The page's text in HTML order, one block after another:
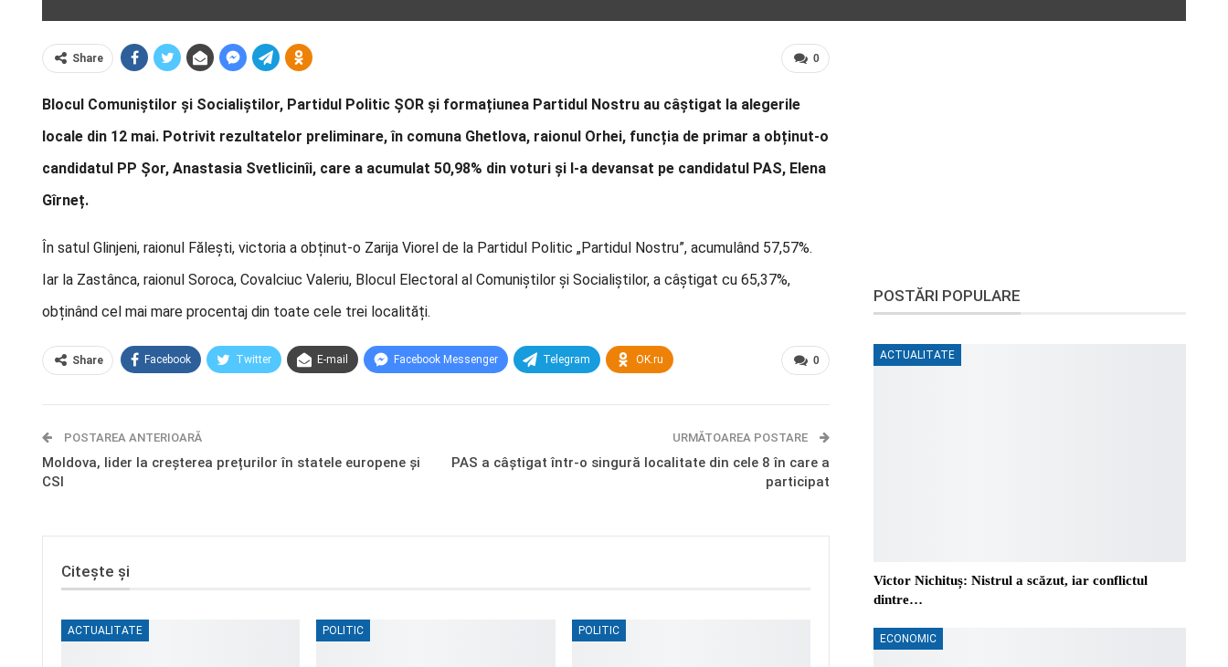
0
Share
Blocul Comuniștilor și Socialiștilor, Partidul Politic ȘOR și formațiunea Partidul Nostru au câștigat la alegerile
locale din 12 mai. Potrivit rezultatelor preliminare, în comuna Ghetlova, raionul Orhei, funcția de primar a obținut-o
candidatul PP Șor, Anastasia Svetlicinîi, care a acumulat 50,98% din voturi și l-a devansat pe candidatul PAS, Elena
Gîrneț.
În satul Glinjeni, raionul Fălești, victoria a obținut-o Zarija Viorel de la Partidul Politic „Partidul Nostru”, acumulând 57,57%.
Iar la Zastânca, raionul Soroca, Covalciuc Valeriu, Blocul Electoral al Comuniștilor și Socialiștilor, a câștigat cu 65,37%,
obținând cel mai mare procentaj din toate cele trei localități.
0
Share Facebook Twitter E-mail Facebook Messenger Telegram OK.ru
POSTAREA ANTERIOARĂ
Moldova, lider la creșterea prețurilor în statele europene și
CSI
URMĂTOAREA POSTARE
PAS a câștigat într-o singură localitate din cele 8 în care a
participat
Citește și
ACTUALITATE POLITIC POLITIC
POSTĂRI POPULARE
ACTUALITATE
Victor Nichituș: Nistrul a scăzut, iar conflictul
dintre…
ECONOMIC